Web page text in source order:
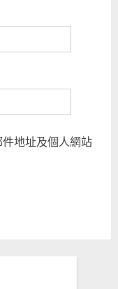
地址及個人網站